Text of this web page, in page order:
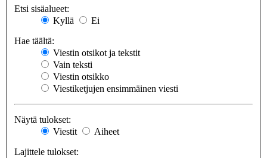
Etsi sisäalueet:
Kyllä
Ei
Hae täältä:
Viestin otsikot ja tekstit
Vain teksti
Viestin otsikko
Viestiketjujen ensimmäinen viesti
Näytä tulokset:
Viestit
Aiheet
Lajittele tulokset: